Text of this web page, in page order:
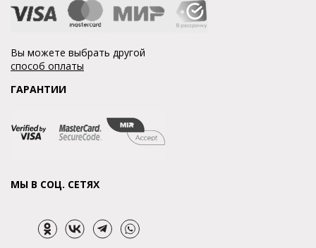
Вы можете выбрать другой
способ оплаты
ГАРАНТИИ
МЫ В СОЦ. СЕТЯХ